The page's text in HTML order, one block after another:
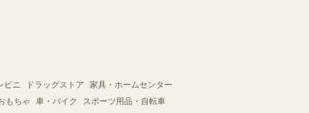
ビニ ドラッグストア
家具・ホームセンター
もちゃ
車・バイク スポーツ用品・自転車